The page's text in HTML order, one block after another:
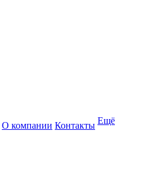
О компании Контакты Ещё